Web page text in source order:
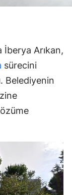
İberya Arıkan,
sürecini
Belediyenin